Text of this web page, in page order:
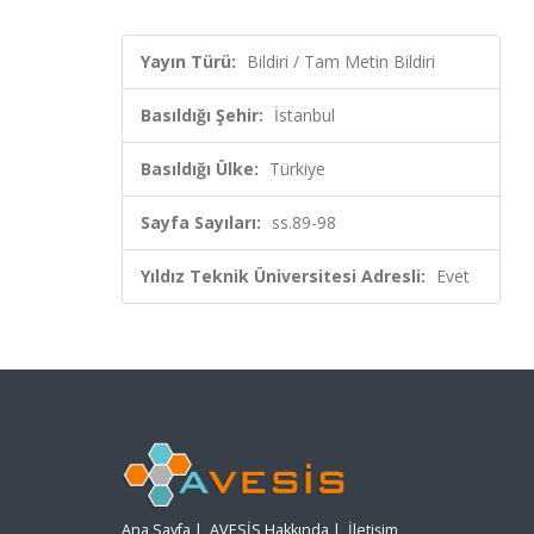
Yayın Türü: Bildiri / Tam Metin Bildiri
Basıldığı Şehir: İstanbul
Basıldığı Ülke: Türkiye
Sayfa Sayıları: ss.89-98
Yıldız Teknik Üniversitesi Adresli: Evet
Ana Sayfa | AVESİS Hakkında | İletişim